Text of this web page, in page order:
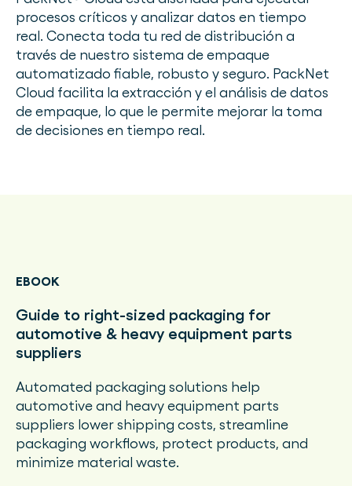
procesos críticos y analizar datos en tiempo
real. Conecta toda tu red de distribución a
través de nuestro sistema de empaque
automatizado fiable, robusto y seguro. PackNet
Cloud facilita la extracción y el análisis de datos
de empaque, lo que le permite mejorar la toma
de decisiones en tiempo real.
EBOOK
Guide to right-sized packaging for
automotive & heavy equipment parts
suppliers
Automated packaging solutions help
automotive and heavy equipment parts
suppliers lower shipping costs, streamline
packaging workflows, protect products, and
minimize material waste.